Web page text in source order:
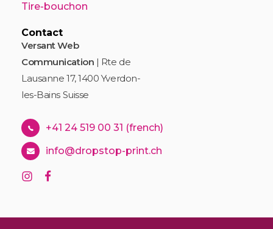
Tire-bouchon
Contact
Versant Web
Communication | Rte de
Lausanne 17, 1400 Yverdon-
les-Bains Suisse
+41 24 519 00 31 (french)
info@dropstop-print.ch